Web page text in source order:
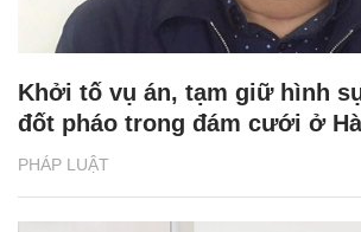
PHÁP LUẬT
Khởi tố vụ án, tạm giữ hình
đốt pháo trong đám cưới ở